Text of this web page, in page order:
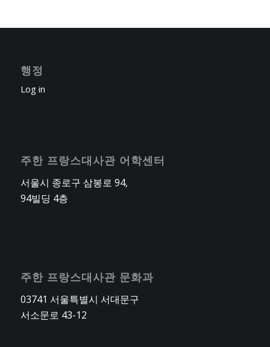
행정
Log in
주한 프랑스대사관 어학센터
서울시 종로구 삼봉로 94,
94빌딩 4층
주한 프랑스대사관 문화과
03741 서울특별시 서대문구
서소문로 43-12